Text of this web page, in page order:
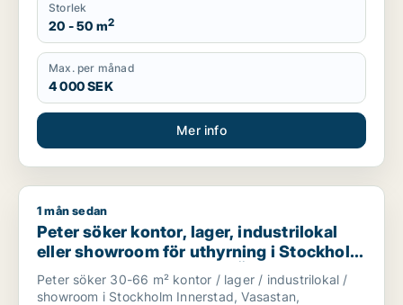
Storlek
20 - 50 m2
Max. per månad
4 000 SEK
Mer info
Peter söker kontor, lager, industrilokal eller showroom för
1 mån sedan
Peter söker kontor, lager, industrilokal
eller showroom för uthyrning i Stockholm
Innerstad, Vasastan eller Östermalm m.fl.
Peter söker 30-66 m² kontor / lager / industrilokal /
showroom i Stockholm Innerstad, Vasastan,